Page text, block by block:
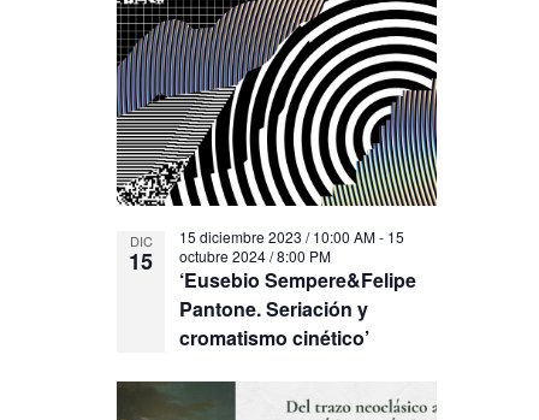
DIC
15
‘Eusebio Sempere&Felipe
Pantone. Seriación y
cromatismo cinético’
15 diciembre 2023 / 10:00 AM- 15
octubre 2024 / 8:00 PM